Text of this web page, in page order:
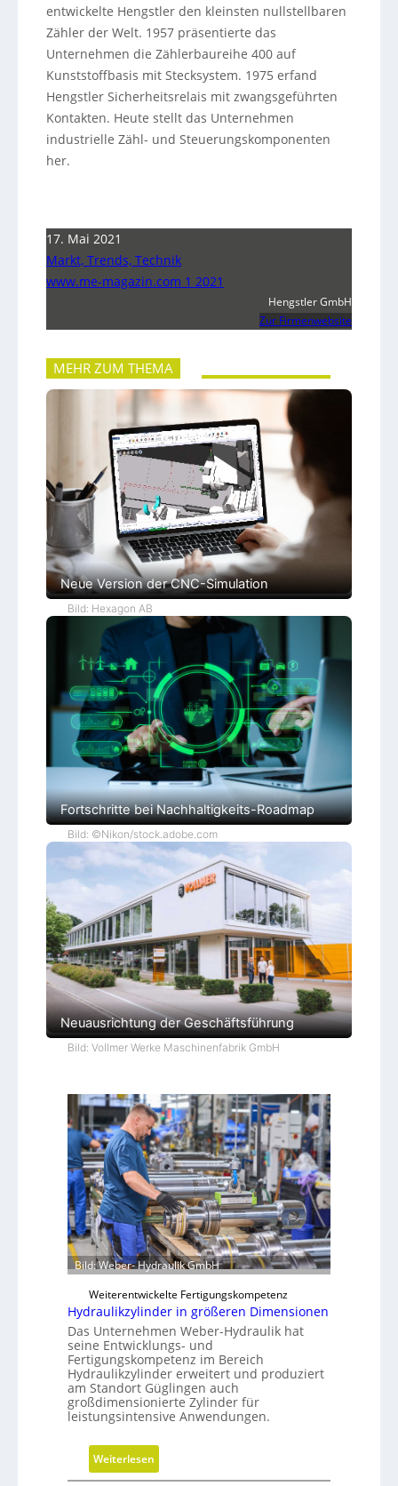
entwickelte Hengstler den kleinsten nullstellbaren
Zähler der Welt. 1957 präsentierte das
Unternehmen die Zählerbaureihe 400 auf
Kunststoffbasis mit Stecksystem. 1975 erfand
Hengstler Sicherheitsrelais mit zwangsgeführten
Kontakten. Heute stellt das Unternehmen
industrielle Zähl- und Steuerungskomponenten
her.
17. Mai 2021
Markt, Trends, Technik
www.me-magazin.com 1 2021
Hengstler GmbH
Zur Firmenwebsite
MEHR ZUM THEMA
Neue Version der CNC-Simulation
Bild: Hexagon AB
Fortschritte bei Nachhaltigkeits-Roadmap
Bild: ©Nikon/stock.adobe.com
Neuausrichtung der Geschäftsführung
Bild: Vollmer Werke Maschinenfabrik GmbH
Bild: Weber- Hydraulik GmbH
Weiterentwickelte Fertigungskompetenz
Hydraulikzylinder in größeren Dimensionen
Das Unternehmen Weber-Hydraulik hat
seine Entwicklungs- und
Fertigungskompetenz im Bereich
Hydraulikzylinder erweitert und produziert
am Standort Güglingen auch
großdimensionierte Zylinder für
leistungsintensive Anwendungen.
Weiterlesen
H